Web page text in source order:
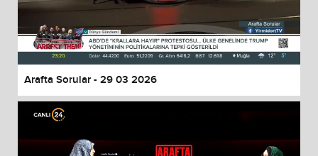
Arafta Sorular - 29 03 2026